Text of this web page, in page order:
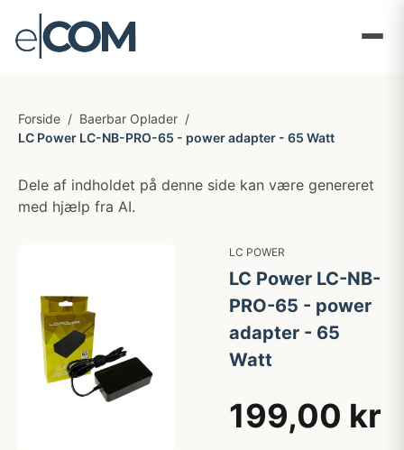
Forside / Baerbar Oplader /
LC Power LC-NB-PRO-65 - power adapter - 65 Watt
Dele af indholdet på denne side kan være genereret
med hjælp fra AI.
LC POWER
LC Power LC-NB-
PRO-65 - power
adapter - 65
Watt
199,00 kr